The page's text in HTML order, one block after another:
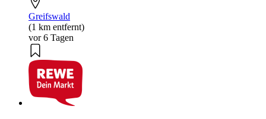
Greifswald
(1 km entfernt)
vor 6 Tagen